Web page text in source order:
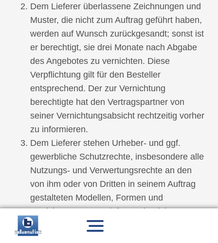
Menü
Dem Lieferer überlassene Zeichnungen und
Muster, die nicht zum Auftrag geführt haben,
werden auf Wunsch zurückgesandt; sonst ist
er berechtigt, sie drei Monate nach Abgabe
des Angebotes zu vernichten. Diese
Verpflichtung gilt für den Besteller
entsprechend. Der zur Vernichtung
berechtigte hat den Vertragspartner von
seiner Vernichtungsabsicht rechtzeitig vorher
zu informieren.
Dem Lieferer stehen Urheber- und ggf.
gewerbliche Schutzrechte, insbesondere alle
Nutzungs- und Verwertungsrechte an den
von ihm oder von Dritten in seinem Auftrag
gestalteten Modellen, Formen und
Vorrichtungen, Entwürfen und Zeichnungen
zu.
Sollten sonstige Rechtsmängel vorliegen, gilt